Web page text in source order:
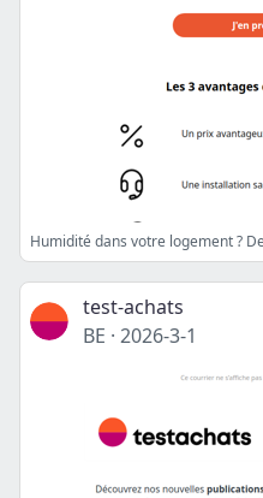
test-achats
BE · 2026-3-1